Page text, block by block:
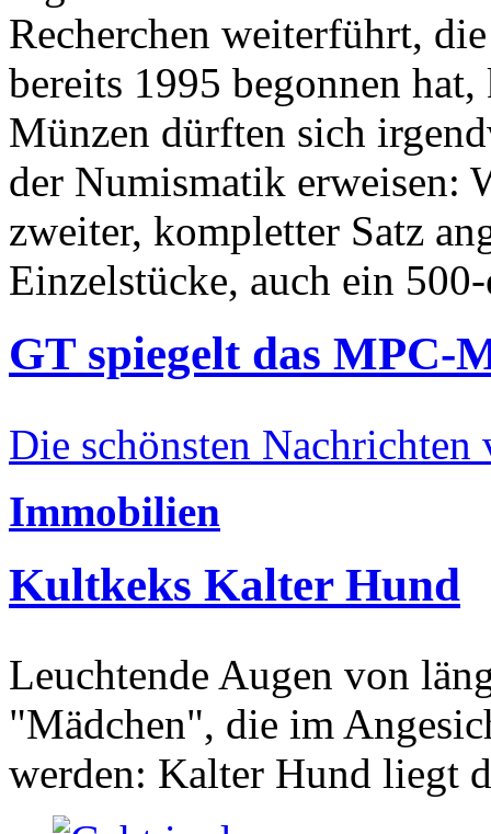
Recherchen weiterführt,
bereits 1995 begonnen
Münzen dürften sich
der Numismatik erweisen:
zweiter, kompletter Satz
Einzelstücke, auch ein
GT spiegelt das MPC-
Die schönsten Nachrichten
Immobilien
Kultkeks Kalter Hund
Leuchtende Augen von
"Mädchen", die im
werden: Kalter Hund liegt